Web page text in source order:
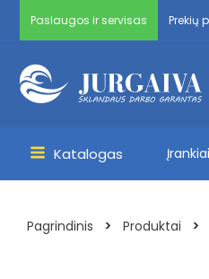
Paslaugos ir servisas Prekių
Katalogas Įrankiai
Pagrindinis > Produktai >